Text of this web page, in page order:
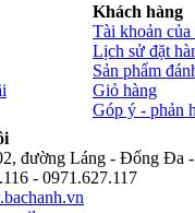
Khách hàng
Tài khoản của
Lịch sử đặt
Sản phẩm
Giỏ hàng
Góp ý - phản
đường Láng - Đống Đa
- 0971.627.117